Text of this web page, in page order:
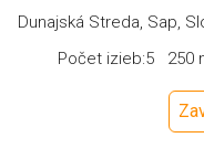
Dunajská Streda, Sap,
Počet izieb:5 250